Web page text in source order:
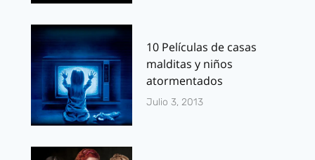
10 Películas de casas
malditas y niños
atormentados
Julio 3, 2013